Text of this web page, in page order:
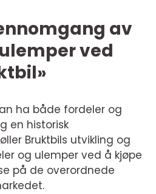
av
ved
ha både fordeler og
en historisk
Bruktbils utvikling og
og ulemper ved å kjøpe
på de overordnede